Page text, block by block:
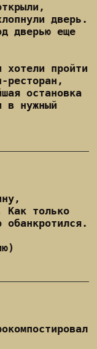
дверь.
дверью еще
пройти
ресторан,
остановка
в нужный
Как только